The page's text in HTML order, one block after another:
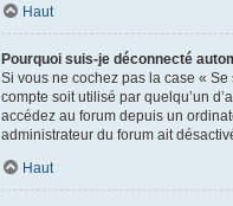
Haut
Pourquoi suis-je déconnecté
Si vous ne cochez pas la case «
compte soit utilisé par quelqu’un
accédez au forum depuis un
administrateur du forum ait
Haut